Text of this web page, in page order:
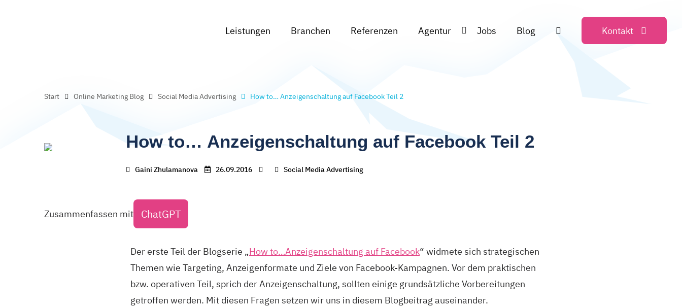
Leistungen Branchen Referenzen Agentur Jobs Blog Kontakt
Start Online Marketing Blog Social Media Advertising How to… Anzeigenschaltung auf Facebook Teil 2
How to… Anzeigenschaltung auf Facebook Teil 2
Gaini Zhulamanova 26.09.2016 Social Media Advertising
Zusammenfassen mit ChatGPT
Der erste Teil der Blogserie „How to…Anzeigenschaltung auf Facebook“ widmete sich strategischen
Themen wie Targeting, Anzeigenformate und Ziele von Facebook-Kampagnen. Vor dem praktischen
bzw. operativen Teil, sprich der Anzeigenschaltung, sollten einige grundsätzliche Vorbereitungen
getroffen werden. Mit diesen Fragen setzen wir uns in diesem Blogbeitrag auseinander.